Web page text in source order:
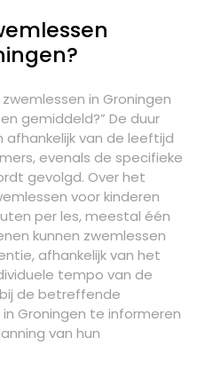
in Groningen
gemiddeld?” De duur
afhankelijk van de leeftijd
evenals de specifieke
gevolgd. Over het
voor kinderen
per les, meestal één
kunnen zwemlessen
afhankelijk van het
tempo van de
de betreffende
Groningen te informeren
van hun